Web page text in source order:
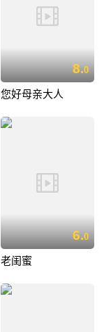
8.0
您好母亲大人
6.0
老闺蜜